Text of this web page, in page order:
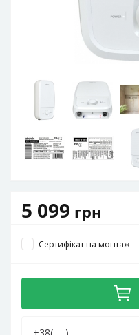
5 099 грн
Сертифікат на монтаж